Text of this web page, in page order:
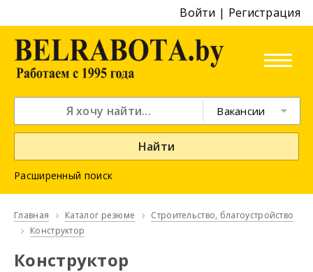
Войти | Регистрация
Вакансии
Найти
Расширенный поиск
Главная Каталог резюме
Строительство, благоустройство
Конструктор
Конструктор